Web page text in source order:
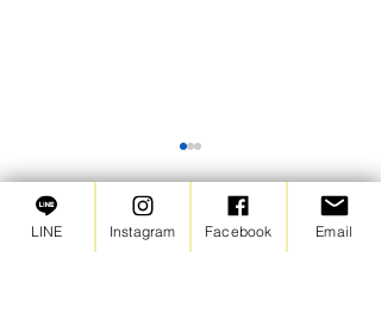
2026年6月は苦情・ご意見と
コメント
LINE Instagram Facebook Email